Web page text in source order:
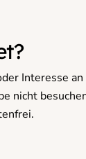
Interesse
nicht